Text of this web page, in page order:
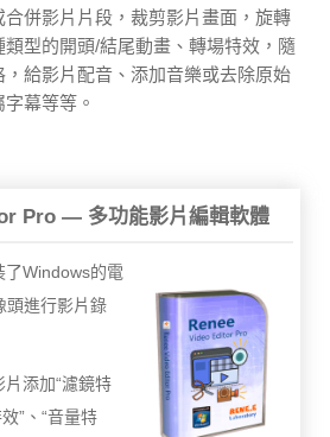
合併影片片段，裁剪影片畫面，旋轉
型的開頭/結尾動畫、轉場特效，隨
給影片配音、添加音樂或去除原始
幕等等。
Pro — 多功能影片編輯軟體
了Windows的電
頭進行影片錄
片添加“濾鏡特
”、“音量特